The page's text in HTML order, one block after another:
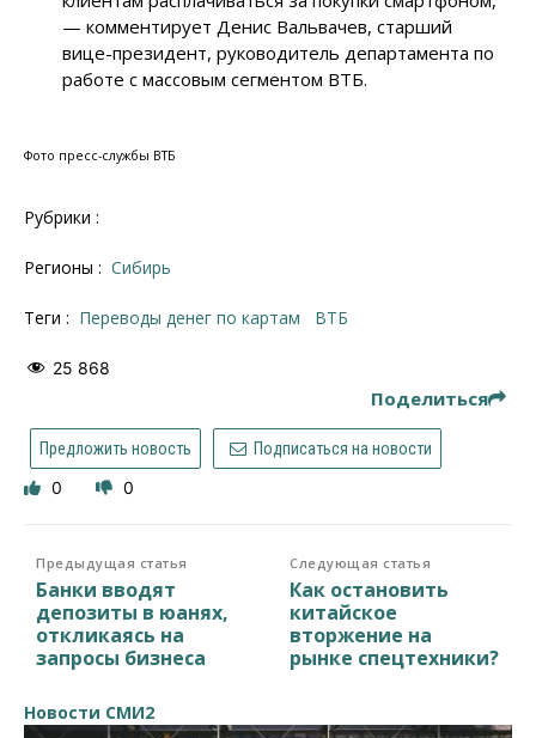
— комментирует Денис Вальвачев, старший
вице-президент, руководитель департамента по
работе с массовым сегментом ВТБ.
Фото пресс-службы ВТБ
Рубрики :
Регионы : Сибирь
Теги : переводы денег по картам ВТБ
25 868
Поделиться
Предложить новость Подписаться на новости
0 0
Предыдущая статья
Банки вводят
депозиты в юанях,
откликаясь на
запросы бизнеса
Следующая статья
Как остановить
китайское
вторжение на
рынке спецтехники?
Новости СМИ2